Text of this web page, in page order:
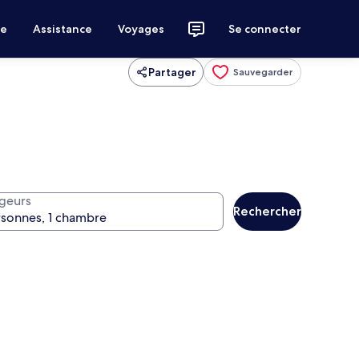
Assistance Voyages Se connecter
Partager Sauvegarder
Rechercher